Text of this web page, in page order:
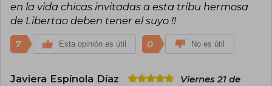
en la vida chicas invitadas a esta tribu hermosa
de Libertao deben tener el suyo !!
7 Esta opinión es útil 0 No es útil
Javiera Espínola Díaz
Viernes 21 de